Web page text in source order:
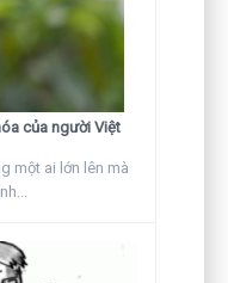
của người Việt
một ai lớn lên mà